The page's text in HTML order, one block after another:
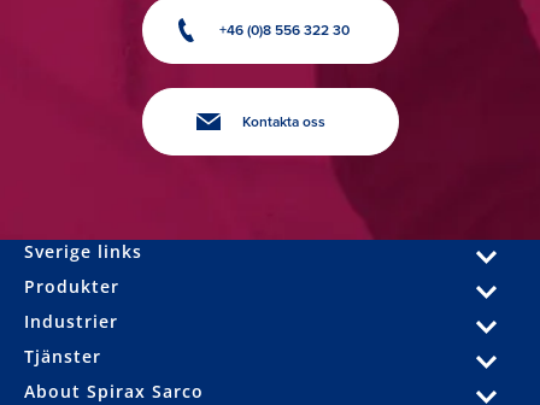
+46 (0)8 556 322 30
Kontakta oss
Sverige links
Produkter
Industrier
Tjänster
About Spirax Sarco